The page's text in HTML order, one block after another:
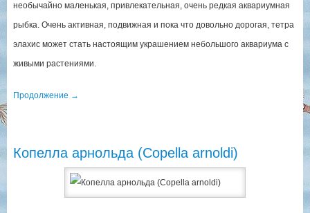
необычайно маленькая, привлекательная, очень редкая аквариумная
рыбка. Очень активная, подвижная и пока что довольно дорогая, тетра
элахис может стать настоящим украшением небольшого аквариума с
живыми растениями.
Продолжение →
Копелла арнольда (Copella arnoldi)